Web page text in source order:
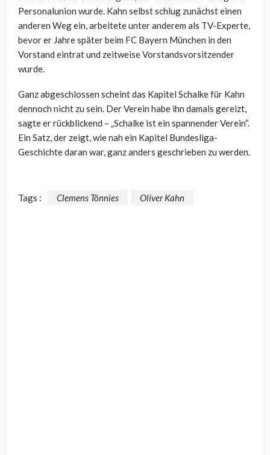
Personalunion wurde. Kahn selbst schlug zunächst einen
anderen Weg ein, arbeitete unter anderem als TV-Experte,
bevor er Jahre später beim FC Bayern München in den
Vorstand eintrat und zeitweise Vorstandsvorsitzender
wurde.
Ganz abgeschlossen scheint das Kapitel Schalke für Kahn
dennoch nicht zu sein. Der Verein habe ihn damals gereizt,
sagte er rückblickend – „Schalke ist ein spannender Verein“.
Ein Satz, der zeigt, wie nah ein Kapitel Bundesliga-
Geschichte daran war, ganz anders geschrieben zu werden.
Tags : Clemens Tönnies Oliver Kahn